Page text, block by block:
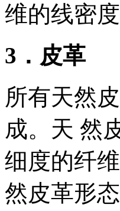
维的线密
3．皮革
所有天然
成。天 然
细度的纤
然皮革形